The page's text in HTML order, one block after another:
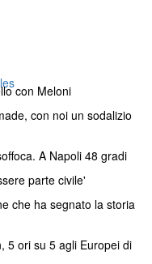
con Meloni
con noi un sodalizio
A Napoli 48 gradi
parte civile'
che ha segnato la storia
5 ori su 5 agli Europei di